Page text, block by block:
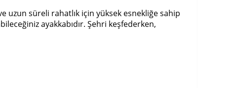
süreli rahatlık için yüksek esnekliğe sahip
ayakkabıdır. Şehri keşfederken,